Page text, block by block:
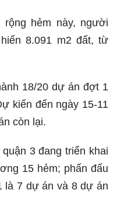
hẻm này, người
8.091 m2 đất, từ
18/20 dự án đợt 1
kiến đến ngày 15-11
còn lại.
3 đang triển khai
15 hẻm; phấn đấu
là 7 dự án và 8 dự án